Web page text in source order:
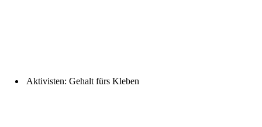
Aktivisten: Gehalt fürs Kleben